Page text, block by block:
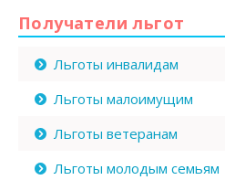
Получатели льгот
Льготы инвалидам
Льготы малоимущим
Льготы ветеранам
Льготы молодым семьям